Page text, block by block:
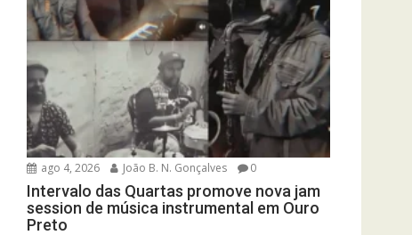
ago 4, 2026 João B. N. Gonçalves 0
Intervalo das Quartas promove nova jam
session de música instrumental em Ouro
Preto